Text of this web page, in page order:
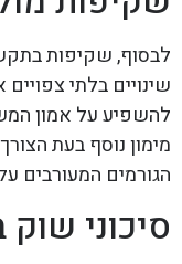
לבסוף, שקיפות
שינויים בלתי
להשפיע על אמון
מימון נוסף בעת
הגורמים המעורבים
סיכוני